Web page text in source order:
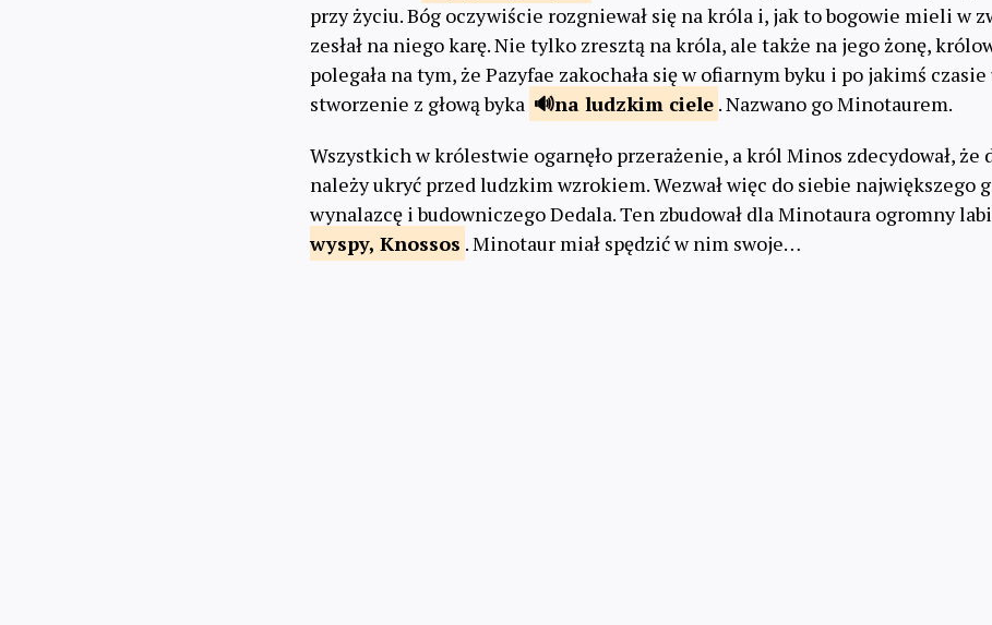
przy życiu. Bóg oczywiście rozgniewał się na króla i, jak to bogowie mieli w
zesłał na niego karę. Nie tylko zresztą na króla, ale także na jego żonę,
polegała na tym, że Pazyfae zakochała się w ofiarnym byku i po jakimś czasie
stworzenie z głową byka
na ludzkim ciele . Nazwano go Minotaurem.
Wszystkich w królestwie ogarnęło przerażenie, a król Minos zdecydował, że
należy ukryć przed ludzkim wzrokiem. Wezwał więc do siebie największego
wynalazcę i budowniczego Dedala. Ten zbudował dla Minotaura ogromny
wyspy, Knossos . Minotaur miał spędzić w nim swoje…